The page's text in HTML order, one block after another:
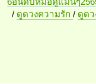
/ ดูดวงความรัก / ดูด